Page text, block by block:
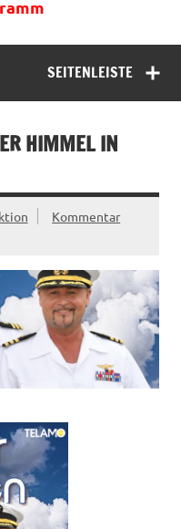
SEITENLEISTE
HIMMEL IN
Kommentar